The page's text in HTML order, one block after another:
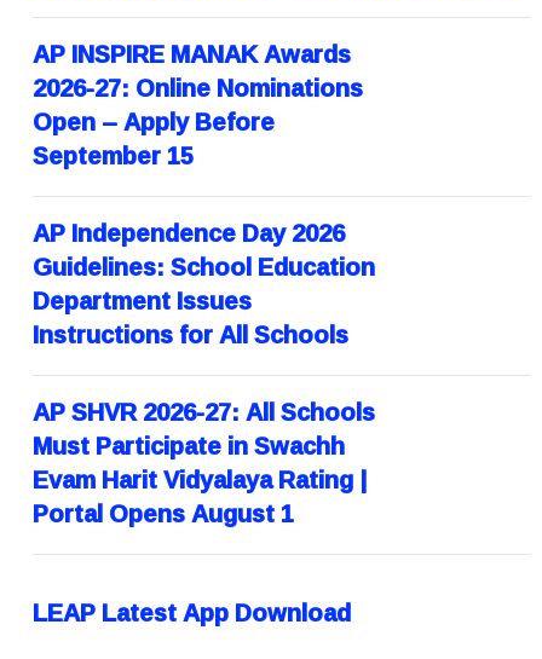
AP INSPIRE MANAK Awards
2026-27: Online Nominations
Open – Apply Before
September 15
AP Independence Day 2026
Guidelines: School Education
Department Issues
Instructions for All Schools
AP SHVR 2026-27: All Schools
Must Participate in Swachh
Evam Harit Vidyalaya Rating |
Portal Opens August 1
LEAP Latest App Download